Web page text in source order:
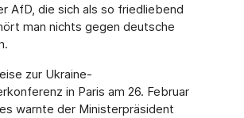
AfD, die sich als so friedliebend
man nichts gegen deutsche
zur Ukraine-
in Paris am 26. Februar
warnte der Ministerpräsident